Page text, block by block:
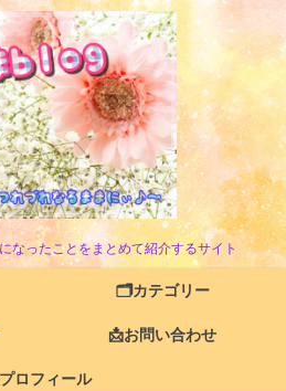
なったことをまとめて紹介するサイト
🗂️カテゴリー
📩お問い合わせ
ロフィール